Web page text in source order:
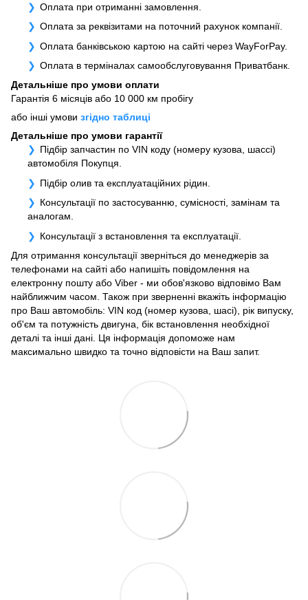
Оплата при отриманні замовлення.
Оплата за реквізитами на поточний рахунок компанії.
Оплата банківською картою на сайті через WayForPay.
Оплата в терміналах самообслуговування Приватбанк.
Детальніше про умови оплати
Гарантія 6 місяців або 10 000 км пробігу
або інші умови згідно таблиці
Детальніше про умови гарантії
Підбір запчастин по VIN коду (номеру кузова, шассі)
автомобіля Покупця.
Підбір олив та експлуатаційних рідин.
Консультації по застосуванню, сумісності, замінам та
аналогам.
Консультації з встановлення та експлуатації.
Для отримання консультації зверніться до менеджерів за
телефонами на сайті або напишіть повідомлення на
електронну пошту або Viber - ми обов'язково відповімо Вам
найближчим часом. Також при зверненні вкажіть інформацію
про Ваш автомобіль: VIN код (номер кузова, шасі), рік випуску,
об'єм та потужність двигуна, бік встановлення необхідної
деталі та інші дані. Ця інформація допоможе нам
максимально швидко та точно відповісти на Ваш запит.